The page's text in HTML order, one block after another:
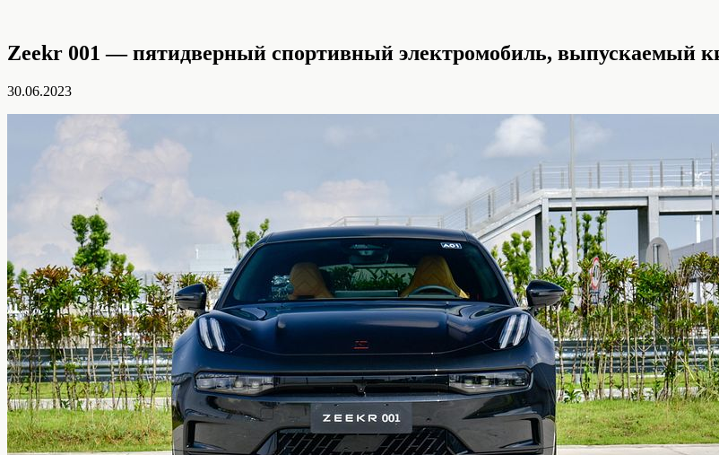
Zeekr 001 — пятидверный спортивный электромобиль, выпускаемый
30.06.2023